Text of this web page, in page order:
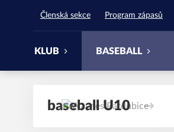
Členská sekce Program zápasů
KLUB BASEBALL
baseball U10